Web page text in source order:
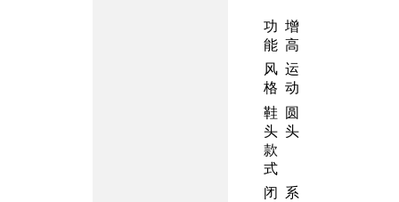
功
能
增
高
风
格
运
动
鞋
头
款
式
圆
头
闭
系